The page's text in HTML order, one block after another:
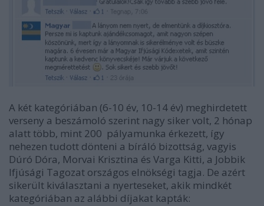
A két kategóriában (6-10 év, 10-14 év) meghirdetett
verseny a beszámoló szerint nagy siker volt, 2 hónap
alatt több, mint 200 pályamunka érkezett, így
nehezen tudott dönteni a bíráló bizottság, vagyis
Dúró Dóra, Morvai Krisztina és Varga Kitti, a Jobbik
Ifjúsági Tagozat országos elnökségi tagja. De azért
sikerült kiválasztani a nyerteseket, akik mindkét
kategóriában az alábbi díjakat kapták: